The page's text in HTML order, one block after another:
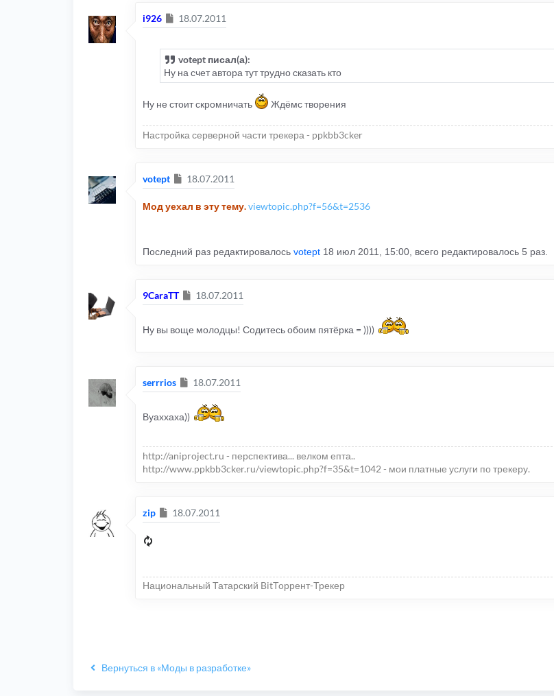
i926 Сообщение
18.07.2011
votept писал(а):
Ну на счет автора тут трудно сказать кто
Ну не стоит скромничать Ждёмс творения
Настройка серверной части трекера - ppkbb3cker
votept Сообщение
18.07.2011
Мод уехал в эту тему.viewtopic.php?f=56&t=2536
Последний раз редактировалось votept 18 июл 2011, 15:00, всего редактировалось 5 раз.
9CaraTT Сообщение
18.07.2011
Ну вы воще молодцы! Содитесь обоим пятёрка = ))))
serrrios Сообщение
18.07.2011
Вуаххаха))
http://aniproject.ru - перспектива... велком епта..
http://www.ppkbb3cker.ru/viewtopic.php?f=35&t=1042 - мои платные услуги по трекеру.
zip Сообщение
18.07.2011
Национальный Татарский BitТоррент-Трекер
Вернуться в «Моды в разработке»